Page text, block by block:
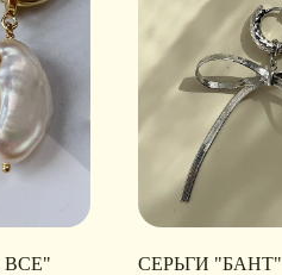
ВСЕ" СЕРЬГИ "БАНТ"